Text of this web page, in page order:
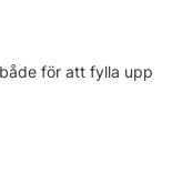
för att fylla upp
i saltvatten är det